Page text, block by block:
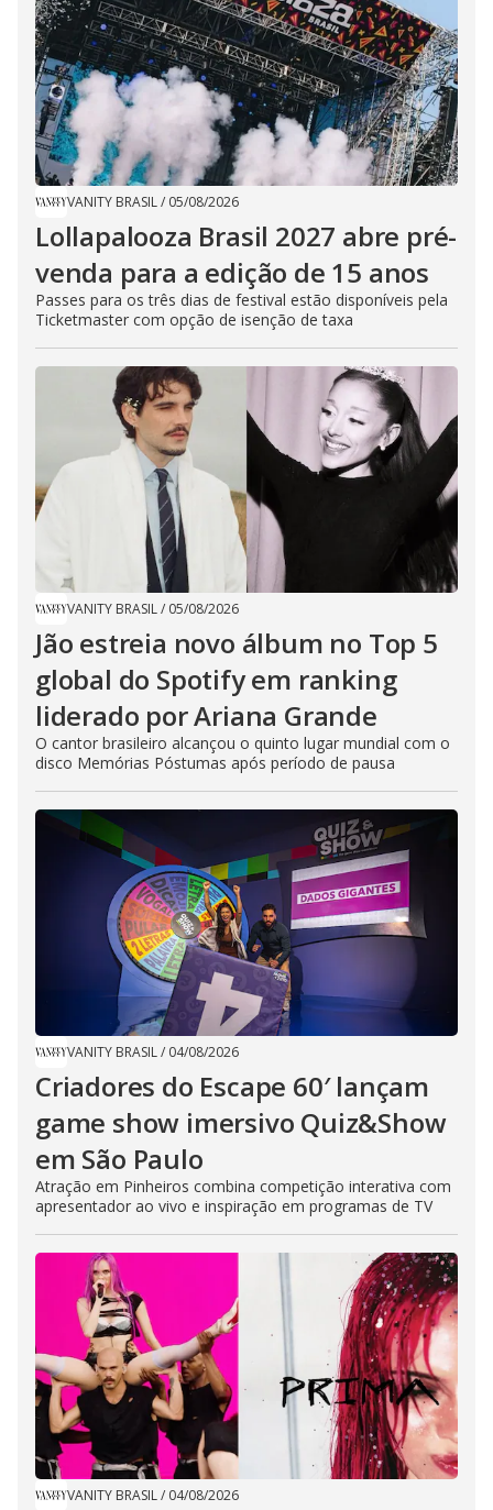
VANITY BRASIL/ 05/08/2026
Lollapalooza Brasil 2027 abre pré-
venda para a edição de 15 anos
Passes para os três dias de festival estão disponíveis pela
Ticketmaster com opção de isenção de taxa
VANITY BRASIL/ 05/08/2026
Jão estreia novo álbum no Top 5
global do Spotify em ranking
liderado por Ariana Grande
O cantor brasileiro alcançou o quinto lugar mundial com o
disco Memórias Póstumas após período de pausa
VANITY BRASIL/ 04/08/2026
Criadores do Escape 60′ lançam
game show imersivo Quiz&Show
em São Paulo
Atração em Pinheiros combina competição interativa com
apresentador ao vivo e inspiração em programas de TV
VANITY BRASIL/ 04/08/2026